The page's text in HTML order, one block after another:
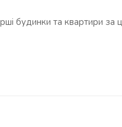
будинки та квартири за